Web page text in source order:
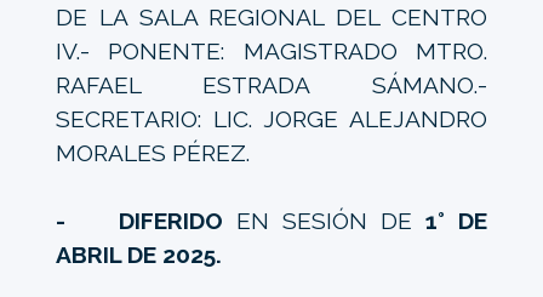
DE LA SALA REGIONAL DEL CENTRO
IV.- PONENTE: MAGISTRADO MTRO.
RAFAEL ESTRADA SÁMANO.-
SECRETARIO: LIC. JORGE ALEJANDRO
MORALES PÉREZ.
- DIFERIDO EN SESIÓN DE1° DE
ABRIL DE 2025.